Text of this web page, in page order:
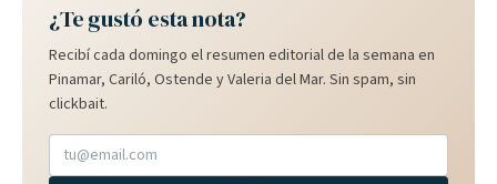
¿Te gustó esta nota?
Recibí cada domingo el resumen editorial de la semana en
Pinamar, Cariló, Ostende y Valeria del Mar. Sin spam, sin
clickbait.